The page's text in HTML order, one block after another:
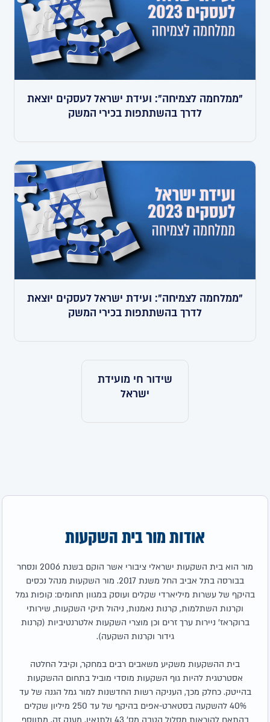
"ממלחמה לצמיחה": ועידת ישראל לעסקים יוצאת
לדרך בהשתתפות בכירי המשק
"ממלחמה לצמיחה": ועידת ישראל לעסקים יוצאת
לדרך בהשתתפות בכירי המשק
שידור חי מועידת
ישראל
אודות מור בית השקעות
מור הוא בית השקעות ישראלי ציבורי אשר הוקם בשנת 2006 ונסחר
בבורסה בתל אביב החל משנת 2017. מור השקעות מנהל נכסים
בהיקף של עשרות מיליארדי שקלים ועוסק במגוון תחומים: קופות גמל
וקרנות השתלמות, קרנות נאמנות, ניהול תיקי השקעות, שירותי
ברוקראז' ניירות ערך זרים וכן מוצרי השקעות אלטרנטיביות (קרנות
גידור וקרנות השקעה).
בית ההשקעות משקיע משאבים רבים במחקר, וקיבל החלטה
אסטרטגית להיות גוף השקעות מוסדי מוביל בתחום ההשקעות
בהייטק. כחלק מכך, העניקה רשות החדשנות למור גמל הגנה של עד
40% להשקעה בסטארט-אפים בהיקף של עד 250 מיליון שקלים